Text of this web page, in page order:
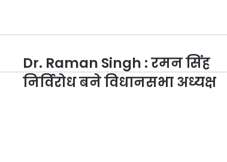
Dr. Raman Singh : रमन सिंह
निर्विरोध बने विधानसभा अध्यक्ष